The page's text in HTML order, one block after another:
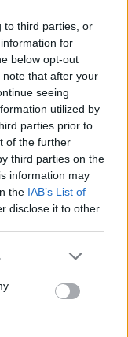
to third parties, or
for
below opt-out
that after your
seeing
utilized by
parties prior to
of the further
third parties on the
information may
the IAB’s List of
disclose it to other
Ravne
dobava
spodbujanje
z žaljivimi,
vsebinami